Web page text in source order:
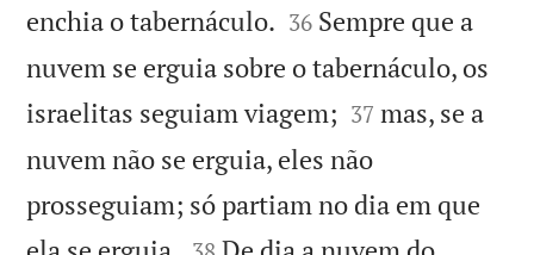
enchia o tabernáculo. 

36 Sempre que a
nuvem se erguia sobre o tabernáculo, os
israelitas seguiam viagem; 

37 mas, se a
nuvem não se erguia, eles não
prosseguiam; só partiam no dia em que